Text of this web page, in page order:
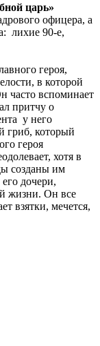
царь»
офицера, а
лихие 90-е,
героя,
в которой
часто вспоминает
притчу о
у него
гриб, который
героя
хотя в
созданы им
дочери,
жизни. Он все
взятки, мечется,